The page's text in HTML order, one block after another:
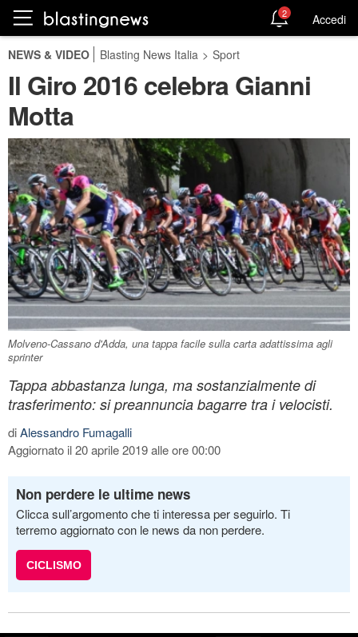
2 Accedi
NEWS & VIDEO Blasting News Italia > Sport
Il Giro 2016 celebra Gianni
Motta
Molveno-Cassano d'Adda, una tappa facile sulla carta adattissima agli
sprinter
Tappa abbastanza lunga, ma sostanzialmente di
trasferimento: si preannuncia bagarre tra i velocisti.
diAlessandro Fumagalli
Aggiornato il 20 aprile 2019 alle ore 00:00
Non perdere le ultime news
Clicca sull’argomento che ti interessa per seguirlo. Ti
terremo aggiornato con le news da non perdere.
CICLISMO